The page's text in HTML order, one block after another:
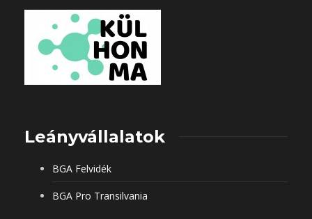
Leányvállalatok
BGA Felvidék
BGA Pro Transilvania